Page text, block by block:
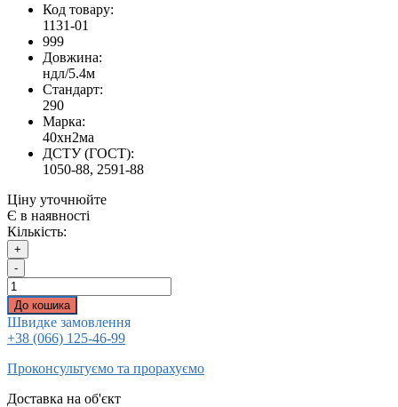
Код товару:
1131-01
999
Довжина:
ндл/5.4м
Стандарт:
290
Марка:
40хн2ма
ДСТУ (ГОСТ):
1050-88, 2591-88
Ціну уточнюйте
Є в наявності
Кількість:
+
-
До кошика
Швидке замовлення
+38 (066) 125-46-99
Проконсультуємо та прорахуємо
Доставка на об'єкт